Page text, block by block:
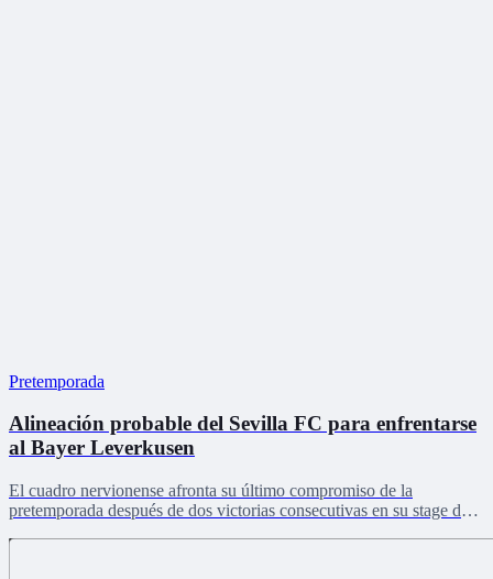
Pretemporada
Alineación probable del Sevilla FC para enfrentarse
al Bayer Leverkusen
El cuadro nervionense afronta su último compromiso de la
pretemporada después de dos victorias consecutivas en su stage de